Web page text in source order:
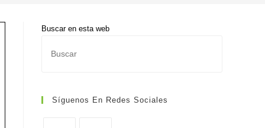
Buscar en esta web
Síguenos En Redes Sociales